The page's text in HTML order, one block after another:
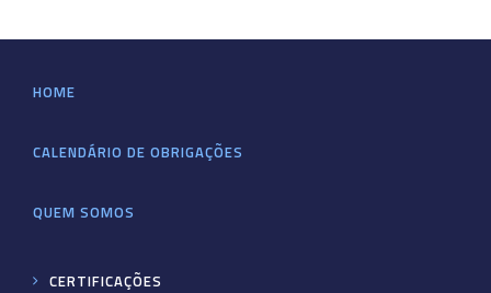
HOME
CALENDÁRIO DE OBRIGAÇÕES
QUEM SOMOS
CERTIFICAÇÕES